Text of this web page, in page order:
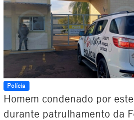
Polícia
Homem condenado por
durante patrulhamento da